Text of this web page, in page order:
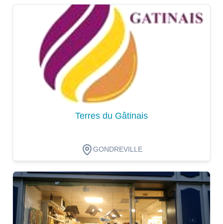
Dégustation
Terres du Gâtinais
GONDREVILLE
Dégustation